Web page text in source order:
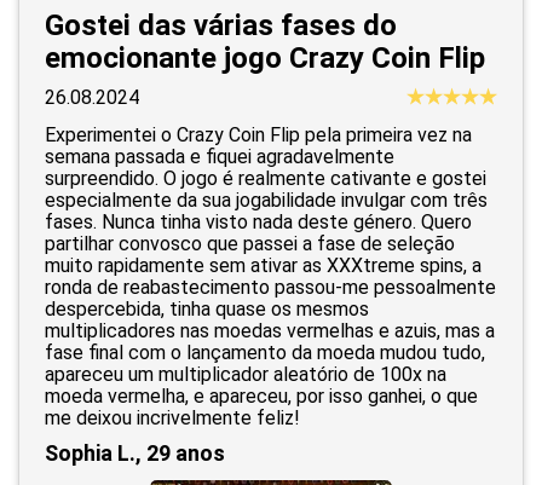
Gostei das várias fases do
emocionante jogo Crazy Coin Flip
26.08.2024
Experimentei o Crazy Coin Flip pela primeira vez na
semana passada e fiquei agradavelmente
surpreendido. O jogo é realmente cativante e gostei
especialmente da sua jogabilidade invulgar com três
fases. Nunca tinha visto nada deste género. Quero
partilhar convosco que passei a fase de seleção
muito rapidamente sem ativar as XXXtreme spins, a
ronda de reabastecimento passou-me pessoalmente
despercebida, tinha quase os mesmos
multiplicadores nas moedas vermelhas e azuis, mas a
fase final com o lançamento da moeda mudou tudo,
apareceu um multiplicador aleatório de 100x na
moeda vermelha, e apareceu, por isso ganhei, o que
me deixou incrivelmente feliz!
Sophia L., 29 anos